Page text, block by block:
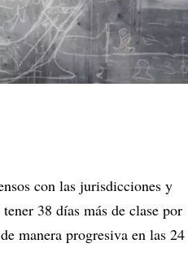
con las jurisdicciones y
38 días más de clase por
manera progresiva en las 24